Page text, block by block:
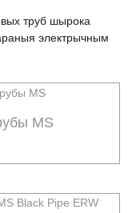
труб шырока
электрычным
MS